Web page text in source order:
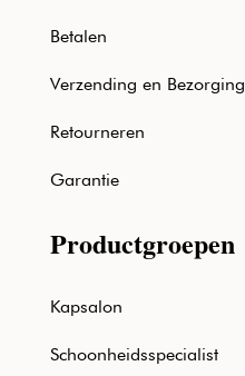
Betalen
Verzending en Bezorging
Retourneren
Garantie
Productgroepen
Kapsalon
Schoonheidsspecialist